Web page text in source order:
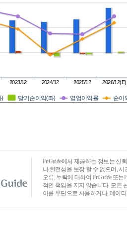
) 당기순이익(좌) 영업이익률 순이
2023/12 2024/12 2025/12 2026/12(E)
FnGuide에서 제공하는 정보는 신
나 완전성을 보장 할 수 없으며,
오류, 누락에 대하여 FnGuide 또
적인 책임을 지지 않습니다. 모든
이를 무단으로 사용하거나, 데이